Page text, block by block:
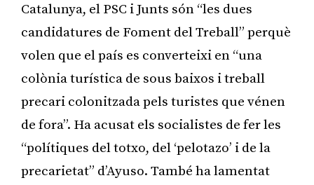
Catalunya, el PSC i Junts són “les dues
candidatures de Foment del Treball” perquè
volen que el país es converteixi en “una
colònia turística de sous baixos i treball
precari colonitzada pels turistes que vénen
de fora”. Ha acusat els socialistes de fer les
“polítiques del totxo, del ‘pelotazo’ i de la
precarietat” d’Ayuso. També ha lamentat